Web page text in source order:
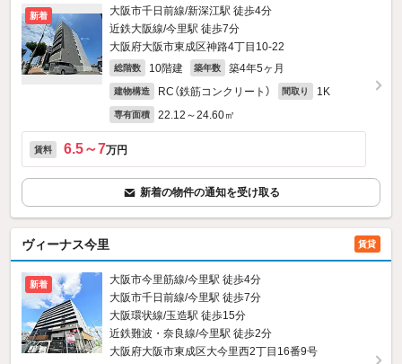
新着
大阪市千日前線/新深江駅 徒歩4分
近鉄大阪線/今里駅 徒歩7分
大阪府大阪市東成区神路4丁目10-22
総階数 10階建 築年数 築4年5ヶ月
建物構造 RC（鉄筋コンクリート） 間取り 1K
専有面積 22.12～24.60㎡
賃料 6.5～7万円
新着の物件の通知を受け取る
ヴィーナス今里 賃貸
新着
大阪市今里筋線/今里駅 徒歩4分
大阪市千日前線/今里駅 徒歩7分
大阪環状線/玉造駅 徒歩15分
近鉄難波・奈良線/今里駅 徒歩2分
大阪府大阪市東成区大今里西2丁目16番9号